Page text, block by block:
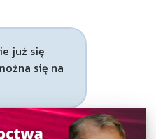
już się
się na